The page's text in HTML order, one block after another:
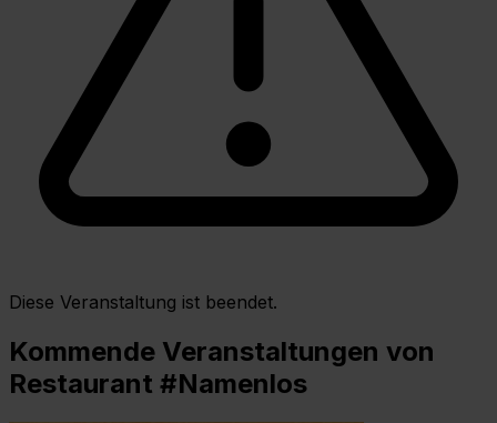
Diese Veranstaltung ist beendet.
Kommende Veranstaltungen von
Restaurant #Namenlos